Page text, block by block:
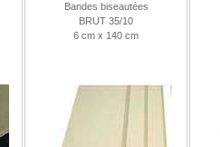
Bandes biseautées
BRUT 35/10
6 cm x 140 cm